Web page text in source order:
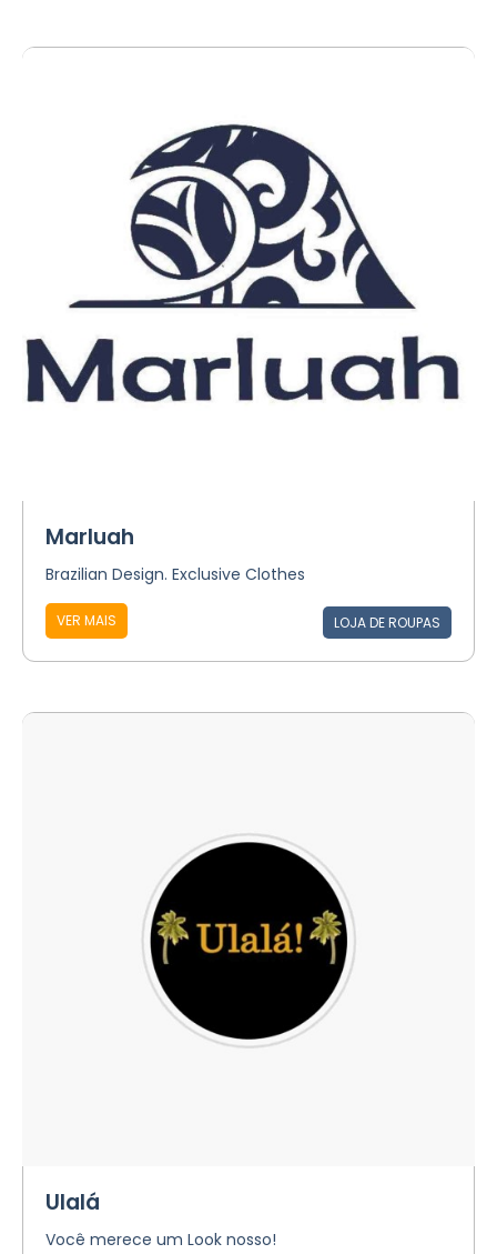
Marluah
Brazilian Design. Exclusive Clothes
VER MAIS LOJA DE ROUPAS
Ulalá
Você merece um Look nosso!